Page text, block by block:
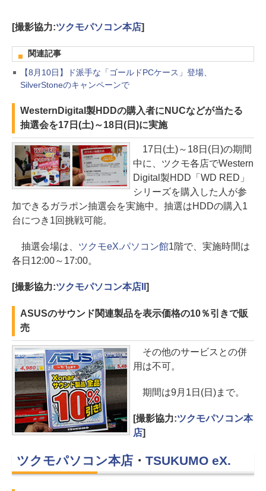
[撮影協力:ツクモパソコン本店]
関連記事
【8月10日】ド派手な「ゴールドPCケース」登場、
SilverStoneのキャンペーンで
WesternDigital製HDDの購入者にNUCなどが当たる
抽選会を17日(土)～18日(日)に実施
17日(土)～18日(日)の期間
中に、ツクモ各店でWestern
Digital製HDD「WD RED」
シリーズを購入した人が参
加できるガラポン抽選会を実施中。抽選はHDDの購入1
台につき1回挑戦可能。
抽選会場は、 ツクモeX.パソコン館1階で、実施時間は
各日12:00～17:00。
[撮影協力:ツクモパソコン本店II ]
ASUSのサウンド関連製品を表示価格の10％引きで販
売
その他のサービスとの併
用は不可。
期間は9月1日(日)まで。
[撮影協力:ツクモパソコン本
店]
ツクモパソコン本店・ TSUKUMO eX.